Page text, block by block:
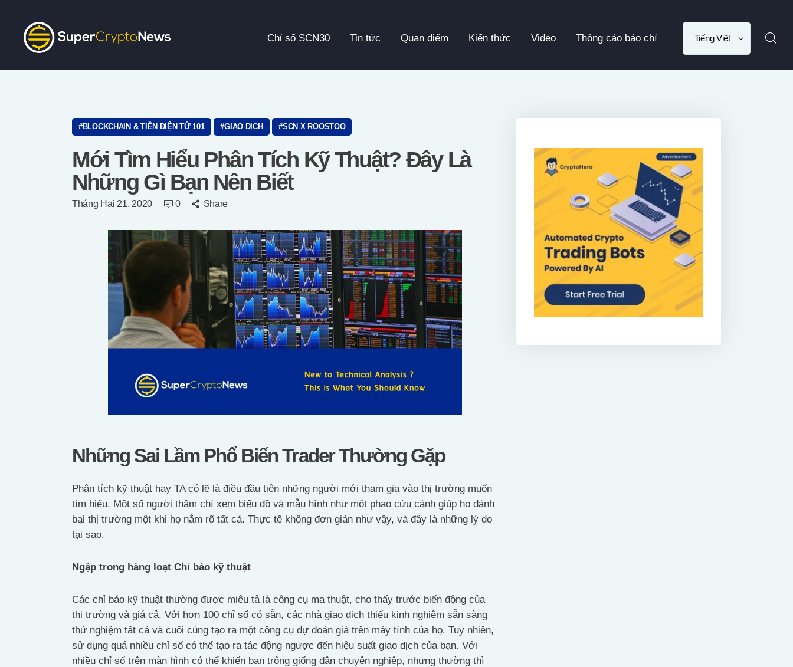
Chỉ số SCN30 Tin tức Quan điểm Kiến thức Video Thông cáo báo chí
Kiến Thức
Video
Thông Cáo Báo Chí
BLOCKCHAIN & TIỀN ĐIỆN TỬ 101 GIAO DỊCH SCN X ROOSTOO
Mới Tìm Hiểu Phân Tích Kỹ Thuật? Đây Là
Những Gì Bạn Nên Biết
Tháng Hai 21, 2020 0 Share
Những Sai Lầm Phổ Biến Trader Thường Gặp
Phân tích kỹ thuật hay TA có lẽ là điều đầu tiên những người mới tham gia vào thị trường muốn
tìm hiểu. Một số người thậm chí xem biểu đồ và mẫu hình như một phao cứu cánh giúp họ đánh
bại thị trường một khi họ nắm rõ tất cả. Thực tế không đơn giản như vậy, và đây là những lý do
tại sao.
Ngập trong hàng loạt Chỉ báo kỹ thuật
Các chỉ báo kỹ thuật thường được miêu tả là công cụ ma thuật, cho thấy trước biến động của
thị trường và giá cả. Với hơn 100 chỉ số có sẵn, các nhà giao dịch thiếu kinh nghiệm sẵn sàng
thử nghiệm tất cả và cuối cùng tạo ra một công cụ dự đoán giá trên máy tính của họ. Tuy nhiên,
sử dụng quá nhiều chỉ số có thể tạo ra tác động ngược đến hiệu suất giao dịch của bạn. Với
nhiều chỉ số trên màn hình có thể khiến bạn trông giống dân chuyên nghiệp, nhưng thường thì